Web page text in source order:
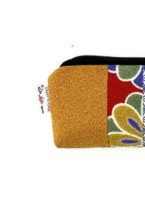
光田愛のテーブルコーディネート
催事情報